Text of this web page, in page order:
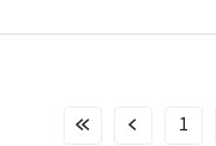
처
이
1